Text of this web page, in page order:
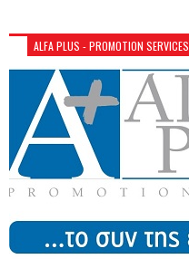
ALFA PLUS - PROMOTION SERVICES